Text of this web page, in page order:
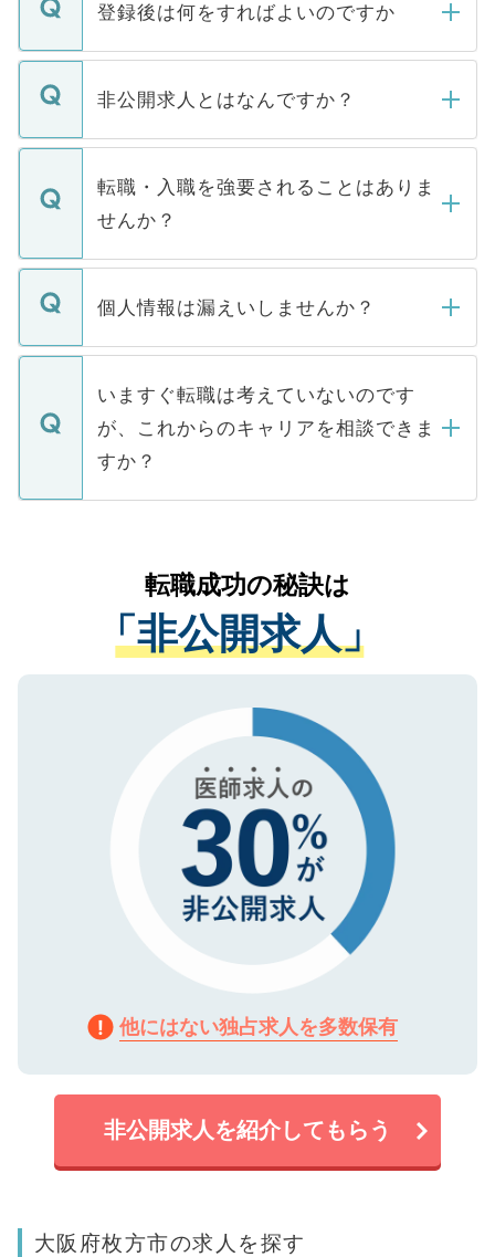
登録後は何をすればよいのですか
ご登録いただきましたら、弊社担当者がご
登録内容を確認し、その後メールもしくは
ます。通常、5営業日以内にはご連絡をせて
いただきますので、しばらくお待ちくださ
非公開求人とはなんですか？
マイナビDOCTORで取り扱っている求人の
うち約3割は、Webサイトからご覧いただ
けない「非公開求人」です。非公開求人は
下記の理由によって、一般には公開してい
ません。
■応募殺到を避けるため 人気のある医療機
関を公にしてしまうと、応募が殺到する場
に、医療機関が求める条件に合った人材の
みを人材紹介会社に依頼するケースが増え
ています。
転職・入職を強要されることはありま
せんか？
転職・入職を強要することは一切ありませ
ん。また、仮に応募先から内定をいただい
定を承諾する必要はありません。内定先へ
の辞退の連絡はキャリアパートナーが行い
個人情報は漏えいしませんか？
個人情報が漏えいすることはありませんの
で、ご安心ください。当サイトからの登録
などで収集したご登録者様の個人情報は、
ご本人のキャリアアップおよび転職活動の
支援を目的に使用いたします。お預かりし
ているすべての個人データはご本人の許可
は、個人情報の取り扱いについての厳密な
管理基準を満たした事業者のみに付与され
る、プライバシーマークを取得済みです。
で、機密保持に関してもご安心ください。
いますぐ転職は考えていないのです
が、これからのキャリアを相談できま
すか？
かがいして、現在の医療機関の状況や紹介
経験をまじえながら、適切なアドバイスを
させていただきます。すぐにご転職をされ
ない方には、長期的なサポートが可能です
ので、まずはご登録ください。
転職成功の秘訣は
「非公開求人」
他にはない独占求人を多数保有
非公開求人を紹介してもらう
大阪府枚方市の求人を探す